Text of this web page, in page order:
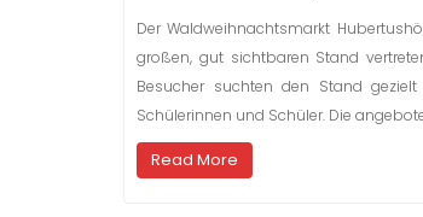
Der Waldweihnachtsmarkt
großen, gut sichtbaren Stand
Besucher suchten den Stand
Schülerinnen und Schüler. Die
Read More